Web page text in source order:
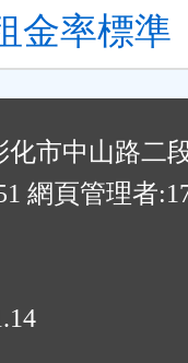
金率標準
市中山路二
網頁管理者